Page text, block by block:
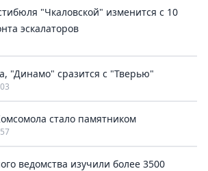
"Чкаловской" изменится с 10
эскалаторов
"Динамо" сразится с "Тверью"
стало памятником
ведомства изучили более 3500